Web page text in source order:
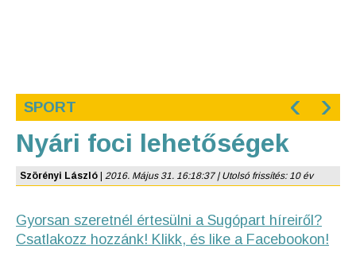
SPORT ‹ ›
Nyári foci lehetőségek
Szörényi László 2016. Május 31. 16:18:37 | Utolsó frissítés: 10 év
Gyorsan szeretnél értesülni a Sugópart híreiről?
Csatlakozz hozzánk! Klikk, és like a Facebookon!